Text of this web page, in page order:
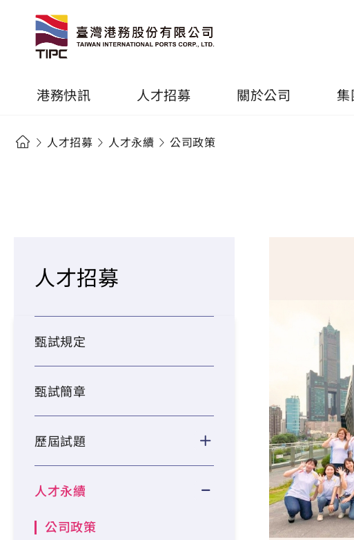
港務快訊 人才招募 關於公司 集
人才招募 人才永續 公司政策
人才招募
甄試規定
甄試簡章
歷屆試題
人才永續
公司政策